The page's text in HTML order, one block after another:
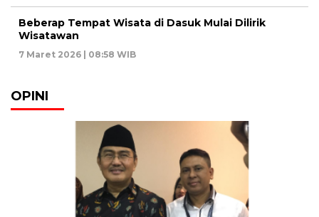
Beberap Tempat Wisata di Dasuk Mulai Dilirik
Wisatawan
7 Maret 2026 | 08:58 WIB
OPINI